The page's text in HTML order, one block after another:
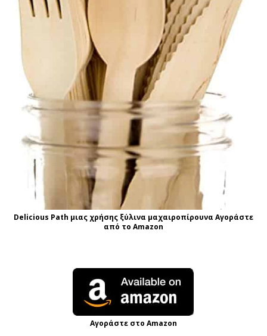
Delicious Path μιας χρήσης ξύλινα μαχαιροπίρουνα Αγοράστε
από το Amazon
Αγοράστε στο Amazon